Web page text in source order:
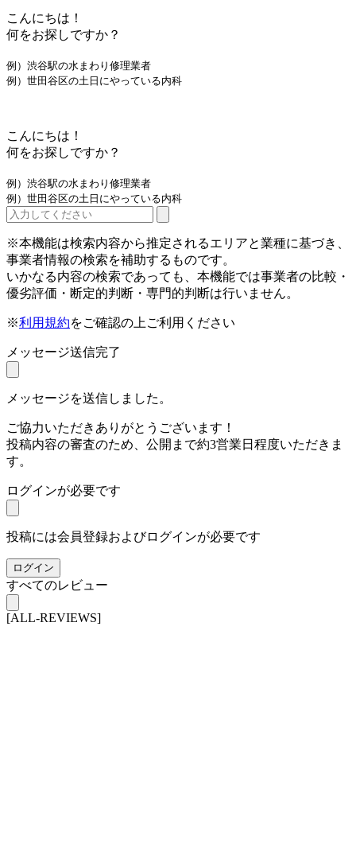
こんにちは！
何をお探しですか？
例）渋谷駅の水まわり修理業者
例）世田谷区の土日にやっている内科
こんにちは！
何をお探しですか？
例）渋谷駅の水まわり修理業者
例）世田谷区の土日にやっている内科
※本機能は検索内容から推定されるエリアと業種に基づき、
事業者情報の検索を補助するものです。
いかなる内容の検索であっても、本機能では事業者の比較・
優劣評価・断定的判断・専門的判断は行いません。
※利用規約をご確認の上ご利用ください
メッセージ送信完了
メッセージを送信しました。
ご協力いただきありがとうございます！
投稿内容の審査のため、公開まで約3営業日程度いただきま
す。
ログインが必要です
投稿には会員登録およびログインが必要です
ログイン
すべてのレビュー
[ALL-REVIEWS]